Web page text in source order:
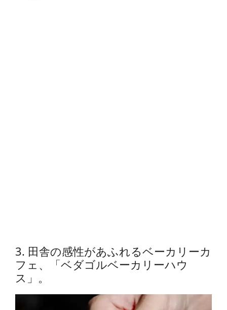
3. 田舎の感性があふれるベーカリーカ
フェ、「ベダゴルベーカリーハウ
ス」。